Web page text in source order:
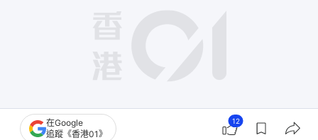
在Google
追蹤《香港01》
12